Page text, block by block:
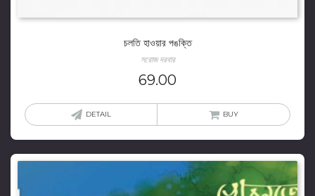
চলতি হাওয়ার পঙক্তি
সরোজ দরবার
69.00
DETAIL BUY